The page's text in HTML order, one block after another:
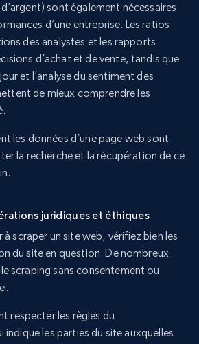
sont également nécessaires
d’une entreprise. Les ratios
des analystes et les rapports
d’achat et de vente, tandis que
et l’analyse du sentiment des
de mieux comprendre les
les données d’une page web sont
la recherche et la récupération de ce
juridiques et éthiques
scraper un site web, vérifiez bien les
du site en question. De nombreux
scraping sans consentement ou
respecter les règles du
indique les parties du site auxquelles